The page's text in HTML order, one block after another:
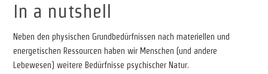
In a nutshell
Neben den physischen Grundbedürfnissen nach materiellen und
energetischen Ressourcen haben wir Menschen (und andere
Lebewesen) weitere Bedürfnisse psychischer Natur.